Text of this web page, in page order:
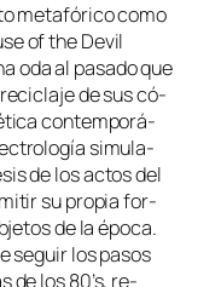
me­ta­fó­ri­co co­mo
of the Devil
oda al pa­sa­do que
de sus có­
con­tem­po­rá­
si­mu­la­
de los ac­tos del
su pro­pia for­
de la épo­ca.
se­guir los pa­sos
de los 80’s, re­